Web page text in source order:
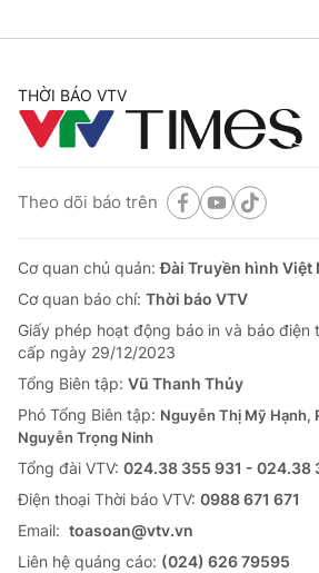
THỜI BÁO VTV
Theo dõi báo trên
Cơ quan chủ quản:Đài Truyền hình Việt
Cơ quan báo chí: Thời báo VTV
Giấy phép hoạt động báo in và báo điện
cấp ngày 29/12/2023
Tổng Biên tập: Vũ Thanh Thủy
Phó Tổng Biên tập: Nguyễn Thị Mỹ Hạnh,
Nguyễn Trọng Ninh
Tổng đài VTV: 024.38 355 931 - 024.38
Ðiện thoại Thời báo VTV: 0988 671 671
Email: toasoan@vtv.vn
Liên hệ quảng cáo: (024) 626 79595